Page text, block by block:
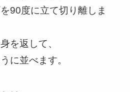
90度に立て切り離しま
を返して、
に並べます。